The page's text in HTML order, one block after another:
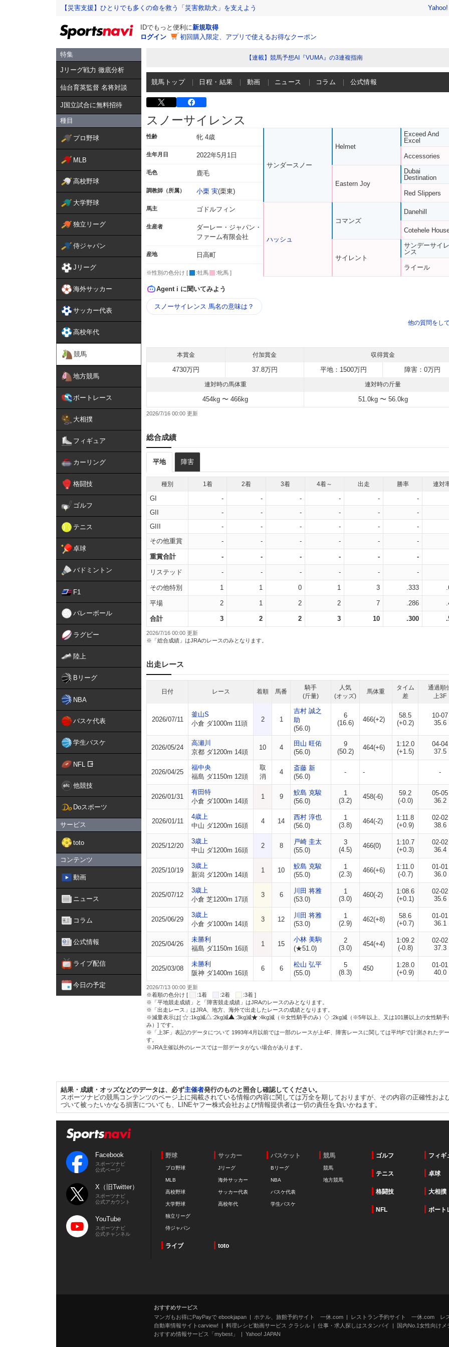
【災害支援】ひとりでも多くの命を救う「災害救助犬」を支えよう
IDでもっと便利に新規取得
ログイン
初回購入限定、アプリで使えるお得なクーポン
特集
Jリーグ戦力 徹底分析
仙台育英監督 名将対談
J国立試合に無料招待
種目
プロ野球
MLB
高校野球
大学野球
独立リーグ
侍ジャパン
Jリーグ
海外サッカー
サッカー代表
高校年代
競馬
地方競馬
ボートレース
大相撲
フィギュア
カーリング
格闘技
ゴルフ
テニス
卓球
バドミントン
F1
バレーボール
ラグビー
陸上
Bリーグ
NBA
バスケ代表
学生バスケ
NFL
他競技
Doスポーツ
サービス
toto
コンテンツ
動画
ニュース
コラム
公式情報
ライブ配信
今日の予定
【連載】競馬予想AI『VUMA』の3連複指南
競馬トップ 日程・結果 動画 ニュース コラム 公式情報
スノーサイレンス
性齢 牝 4歳
生年月日 2022年5月1日
毛色 鹿毛
調教師（所属） 小栗 実(栗東)
馬主 ゴドルフィン
生産者
ダーレー・ジャパン・
ファーム有限会社
産地 日高町
※性別の色分け [ :牡馬 :牝馬 ]
サンダースノー
ハッシュ
Helmet
Eastern Joy
コマンズ
サイレント
Exceed And
Excel
Accessories
Dubai
Destination
Red Slippers
Danehill
Cotehele
サンデーサイレ
ンス
ライール
Agent i に聞いてみよう
スノーサイレンス 馬名の意味は？
他の質問をし
本賞金 付加賞金 収得賞金
4730万円 37.8万円 平地：1500万円 障害：0万円
連対時の馬体重 連対時の斤量
454kg 〜 466kg 51.0kg 〜 56.0kg
2026/7/16 00:00
総合成績
平地 障害
種別 1着 2着 3着 4着～ 出走 勝率 連対
GI - - - - -
-
GII
- - - - -
-
GIII
- - - - -
-
その他重賞
- - - - - -
重賞合計 - - - - - -
リステッド - - - - - -
その他特別 1 1 0 1 3 .333
平場 2 1 2 2 7 .286
合計 3 2 2 3 10 .300
2026/7/16 00:00 更新
※「総合成績」はJRAのレースのみとなります。
出走レース
日付 レース 着順 馬番
騎手
(斤量)
人気
(オッズ)
馬体重
タイム
差
通過順
上3F
2026/07/11
釜山S
小倉 ダ1000m 11頭
2 1
吉村 誠之
助
(56.0)
6
(16.6)
466(+2)
58.5
(+0.2)
10-07
35.6
2026/05/24
高瀬川
京都 ダ1200m 14頭
10 4
田山 旺佑
(56.0)
9
(50.2)
464(+6)
1:12.0
(+1.5)
04-04
37.5
2026/04/25
福中央
福島 ダ1150m 12頭
取
消
4
斎藤 新
(56.0)
- - -
2026/01/31
有田特
小倉 ダ1000m 14頭
1 9
鮫島 克駿
(56.0)
1
(3.2)
458(-6)
59.2
(-0.0)
05-05
36.2
2026/01/11
4歳上
中山 ダ1200m 16頭
4 14
西村 淳也
(56.0)
1
(3.8)
464(-2)
1:11.8
(+0.9)
02-02
38.6
2025/12/20
3歳上
中山 ダ1200m 16頭
2 8
戸崎 圭太
(55.0)
3
(4.5)
466(0)
1:10.7
(+0.3)
02-02
36.4
2025/10/19
3歳上
新潟 ダ1200m 14頭
1 10
鮫島 克駿
(55.0)
1
(2.3)
466(+6)
1:11.0
(-0.7)
01-01
36.0
2025/07/12
3歳上
小倉 芝1200m 17頭
3 6
川田 将雅
(53.0)
1
(3.0)
460(-2)
1:08.6
(+0.1)
02-02
35.6
2025/06/29
3歳上
小倉 ダ1000m 14頭
3 12
川田 将雅
(53.0)
1
(2.9)
462(+8)
58.6
(+0.7)
01-01
36.1
2025/04/26
未勝利
福島 ダ1150m 16頭
1 15
小林 美駒
(★51.0)
2
(3.0)
454(+4)
1:09.2
(-0.8)
02-02
37.3
2025/03/08
未勝利
阪神 ダ1400m 16頭
6 6
松山 弘平
(55.0)
5
(8.3)
450
1:28.0
(+0.9)
01-01
40.0
2026/7/13 00:00 更新
※着順の色分け [
:1着 :2着
:3着 ]
※「平地競走成績」と「障害競走成績」はJRAのレースのみとなります。
※「出走レース」はJRA、地方、海外で出走したレースの成績となります。
※減量表示は[
:1kg減 :2kg減 :3kg減 :4kg減（※女性騎手のみ）
:2kg減（※5年以上、又は101勝以上の女性騎手
み）] です。
※「上3F」表記のデータについて 1993年4月以前では一部のレースが上4F、障害レースに関しては平均Fで計測されたデ
す。
※JRA主催以外のレースでは一部データがない場合があります。
結果・成績・オッズなどのデータは、必ず主催者発行のものと照合し確認してください。
スポーツナビの競馬コンテンツのページ上に掲載されている情報の内容に関しては万全を期しておりますが、その内容の正確性お
づいて被ったいかなる損害についても、LINEヤフー株式会社および情報提供者は一切の責任を負いかねます。
Facebook
スポーツナビ
公式ページ
X（旧Twitter）
スポーツナビ
公式アカウント
YouTube
スポーツナビ
公式チャンネル
野球
プロ野球
MLB
高校野球
大学野球
独立リーグ
侍ジャパン
サッカー
Jリーグ
海外サッカー
サッカー代表
高校年代
バスケット
Bリーグ
NBA
バスケ代表
学生バスケ
競馬
競馬
地方競馬
ゴルフ フィギ
テニス 卓球
格闘技 大相撲
NFL ボート
ライブ toto
おすすめサービス
マンガもお得にPayPayで ebookjapan
ホテル、旅館予約サイト 一休.com
レストラン予約サイト 一休.com レ
自動車情報サイトcarview!
料理レシピ動画サービス クラシル 仕事・求人探しはスタンバイ
国内No.1女性向けメ
おすすめ情報サービス「mybest」
Yahoo! JAPAN